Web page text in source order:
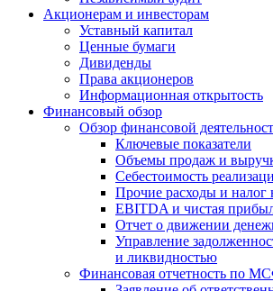
Акционерам и инвесторам
Уставный капитал
Ценные бумаги
Дивиденды
Права акционеров
Информационная открытость
Финансовый обзор
Обзор финансовой
Ключевые показатели
Объемы продаж и
Себестоимость
Прочие расходы и налог
EBITDA и чистая
Отчет о движении
Управление
и ликвидностью
Финансовая отчетность по